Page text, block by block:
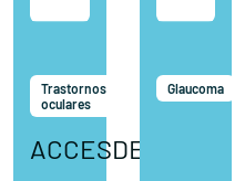
Trastornos
oculares
ACCESDELUZ
Glaucoma